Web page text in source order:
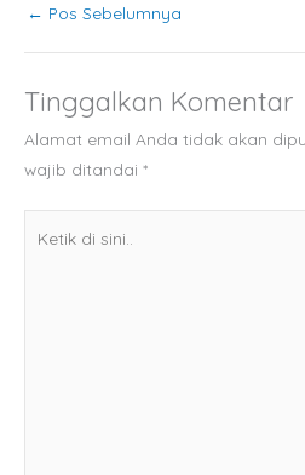
← Pos Sebelumnya
Tinggalkan Komentar
Alamat email Anda tidak akan
wajib ditandai *